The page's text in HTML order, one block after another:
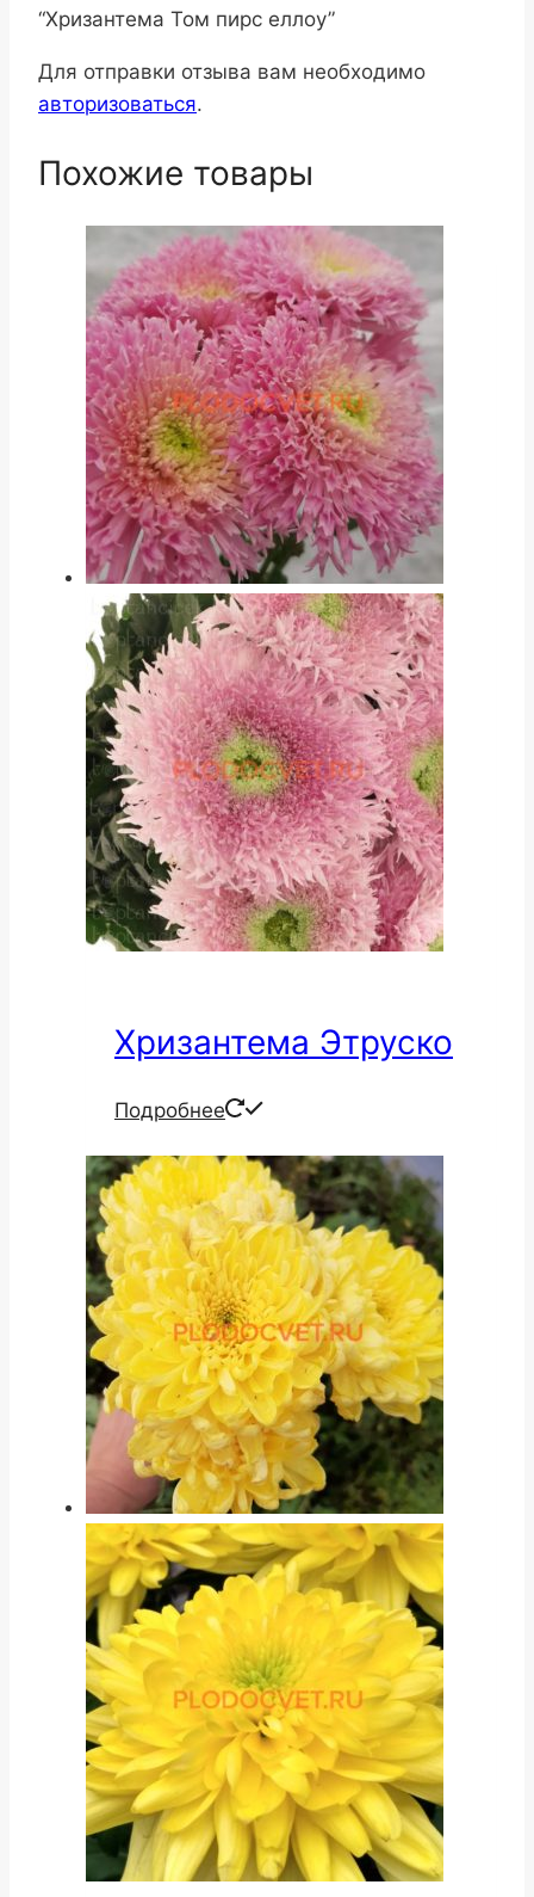
“Хризантема Том пирс еллоу”
Для отправки отзыва вам необходимо
авторизоваться.
Похожие товары
Хризантема Этруско
Подробнее